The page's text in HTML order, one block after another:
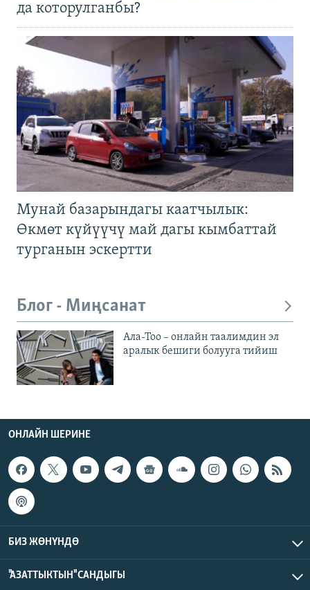
да которулганбы?
Мунай базарындагы каатчылык:
Өкмөт күйүүчү май дагы кымбаттай
турганын эскертти
Блог - Миңсанат
Ала-Тоо – онлайн таалимдин эл
аралык бешиги болууга тийиш
ОНЛАЙН ШЕРИНЕ
БИЗ ЖӨНҮНДӨ
"АЗАТТЫКТЫН" САНДЫГЫ